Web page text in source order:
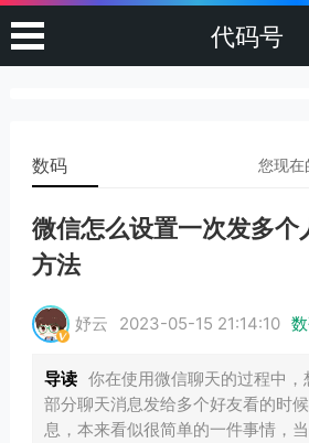
代码号
您现在
数码
微信怎么设置一次发多个
方法
妤云 2023-05-15 21:14:10
导读 你在使用微信聊天的过程中
部分聊天消息发给多个好友看的时
息，本来看似很简单的一件事情，